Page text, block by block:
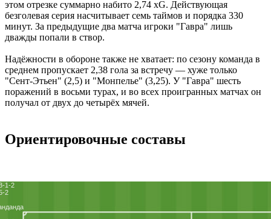
этом отрезке суммарно набито 2,74 xG. Действующая
безголевая серия насчитывает семь таймов и порядка 330
минут. За предыдущие два матча игроки "Гавра" лишь
дважды попали в створ.
Надёжности в обороне также не хватает: по сезону команда в
среднем пропускает 2,38 гола за встречу — хуже только
"Сент-Этьен" (2,5) и "Монпелье" (3,25). У "Гавра" шесть
поражений в восьми турах, и во всех проигранных матчах он
получал от двух до четырёх мячей.
Ориентировочные составы
1-2
2